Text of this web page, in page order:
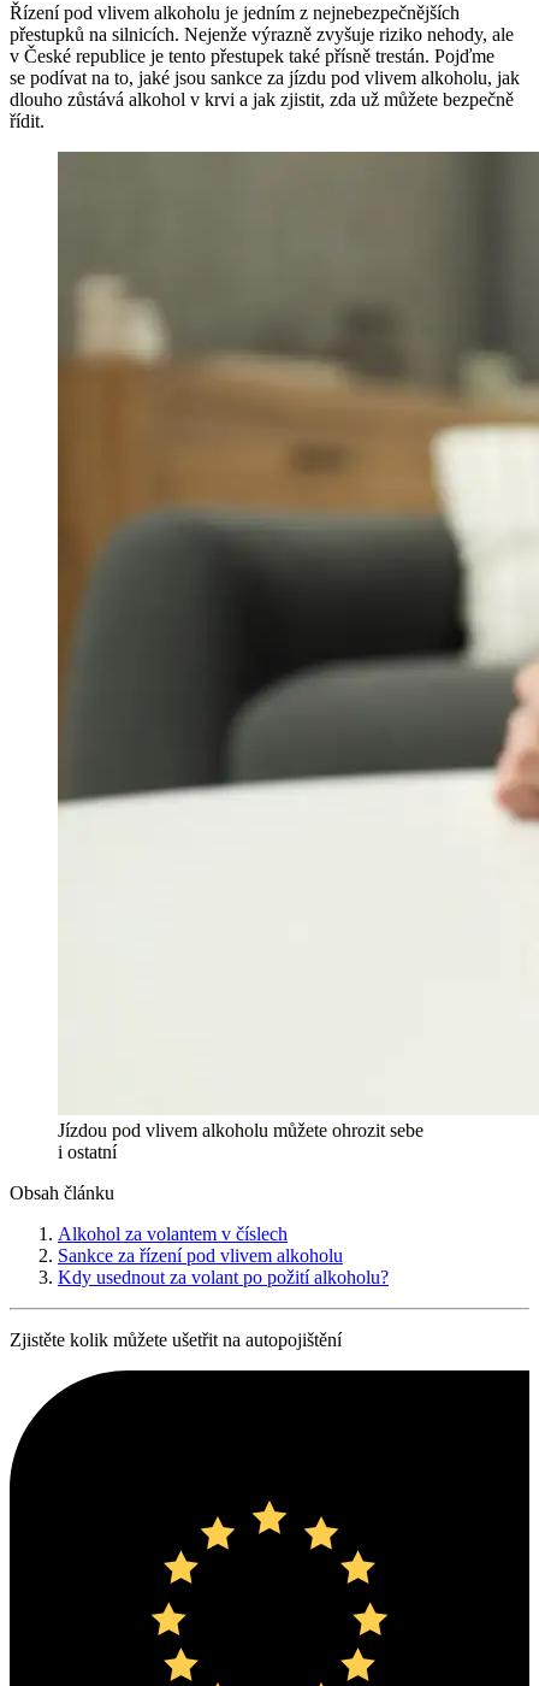
Řízení pod vlivem alkoholu je jedním z nejnebezpečnějších
přestupků na silnicích. Nejenže výrazně zvyšuje riziko nehody, ale
v České republice je tento přestupek také přísně trestán. Pojďme
se podívat na to, jaké jsou sankce za jízdu pod vlivem alkoholu, jak
dlouho zůstává alkohol v krvi a jak zjistit, zda už můžete bezpečně
řídit.
Jízdou pod vlivem alkoholu můžete ohrozit sebe
i ostatní
Obsah článku
Alkohol za volantem v číslech
Sankce za řízení pod vlivem alkoholu
Kdy usednout za volant po požití alkoholu?
Zjistěte kolik můžete ušetřit na autopojištění